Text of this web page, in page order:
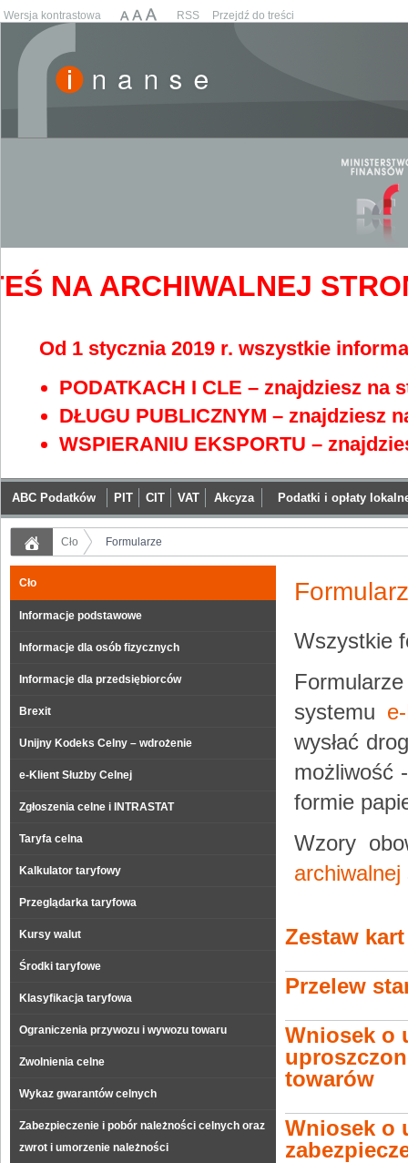
Wersja kontrastowa RSS Przejdź do treści
NA ARCHIWALNEJ
Od 1 stycznia 2019 r. wszystkie
PODATKACH I CLE – znajdziesz na
DŁUGU PUBLICZNYM – znajdziesz
WSPIERANIU EKSPORTU –
ABC Podatków PIT CIT VAT Akcyza Podatki i opłaty
Cło Formularze
Cło
Informacje podstawowe
Informacje dla osób fizycznych
Informacje dla przedsiębiorców
Brexit
Unijny Kodeks Celny – wdrożenie
e-Klient Służby Celnej
Zgłoszenia celne i INTRASTAT
Taryfa celna
Kalkulator taryfowy
Przeglądarka taryfowa
Kursy walut
Środki taryfowe
Klasyfikacja taryfowa
Ograniczenia przywozu i wywozu towaru
Zwolnienia celne
Wykaz gwarantów celnych
Zabezpieczenie i pobór należności celnych oraz
zwrot i umorzenie należności
Wszystkie
systemu
wysłać
możliwość
formie
Wzory
Zestaw
Przelew
Wniosek o
towarów
Wniosek o